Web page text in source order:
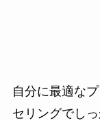
自分に最適な
セリングでし